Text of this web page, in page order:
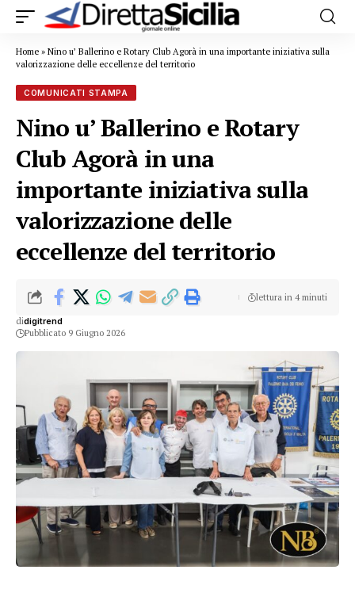
Home » Nino u’ Ballerino e Rotary Club Agorà in una importante iniziativa sulla
valorizzazione delle eccellenze del territorio
COMUNICATI STAMPA
Nino u’ Ballerino e Rotary
Club Agorà in una
importante iniziativa sulla
valorizzazione delle
eccellenze del territorio
didigitrend
Pubblicato 9 Giugno 2026
lettura in 4 minuti